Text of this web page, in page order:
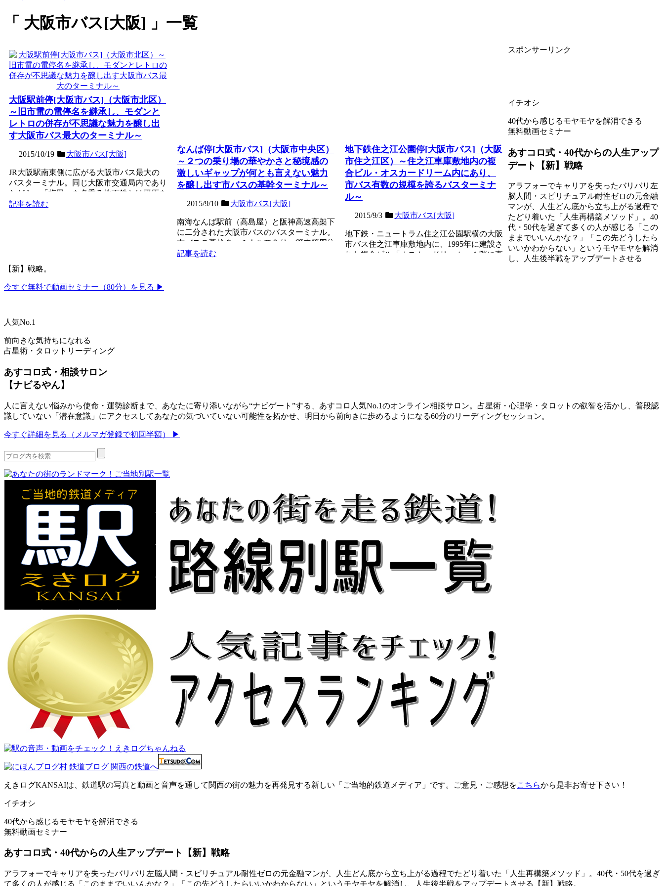
大阪市バス[大阪] 一覧
大阪駅前停[大阪市バス]（大阪市北区）
～旧市電の電停名を継承し、モダンと
レトロの併存が不思議な魅力を醸し出
す大阪市バス最大のターミナル～
2015/10/19 大阪市バス[大阪]
JR大阪駅南東側に広がる大阪市バス最大の
バスターミナル。同じ大阪市交通局内であり
ながら、「梅田」を名乗る地下鉄とは平仄を
合わせず、旧大阪市電...
記事を読む
なんば停[大阪市バス]（大阪市中央区）
～２つの乗り場の華やかさと秘境感の
激しいギャップが何とも言えない魅力
を醸し出す市バスの基幹ターミナル～
2015/9/10 大阪市バス[大阪]
南海なんば駅前（高島屋）と阪神高速高架下
に二分された大阪市バスのバスターミナル。
市バスの基幹ターミナルであり、管内第四位
（平日）の乗車人数（...
記事を読む
地下鉄住之江公園停[大阪市バス]（大阪
市住之江区）～住之江車庫敷地内の複
合ビル・オスカードリーム内にあり、
市バス有数の規模を誇るバスターミナ
ル～
2015/9/3 大阪市バス[大阪]
地下鉄・ニュートラム住之江公園駅横の大阪
市バス住之江車庫敷地内に、1995年に建設さ
れた複合ビル「オスカードリーム」１階に直
スポンサーリンク
イチオシ
40代から感じるモヤモヤを解消できる
無料動画セミナー
あすコロ式・40代からの人生アップ
デート【新】戦略
アラフォーでキャリアを失ったバリバリ左
脳人間・スピリチュアル耐性ゼロの元金融
マンが、人生どん底から立ち上がる過程で
たどり着いた「人生再構築メソッド」。40
代・50代を過ぎて多くの人が感じる「この
ままでいいんかな？」「この先どうしたら
いいかわからない」というモヤモヤを解消
し、人生後半戦をアップデートさせる
【新】戦略。
今すぐ無料で動画セミナー（80分）を見る ▶
人気No.1
前向きな気持ちになれる
占星術・タロットリーディング
あすコロ式・相談サロン
【ナビるやん】
人に言えない悩みから使命・運勢診断まで、あなたに寄り添いながら“ナビゲート”する、あすコロ人気No.1のオンライン相談サロン。占星術・心理学・タロットの叡智を活かし、普段認
識していない「潜在意識」にアクセスしてあなたの気づいていない可能性を拓かせ、明日から前向きに歩めるようになる60分のリーディングセッション。
今すぐ詳細を見る（メルマガ登録で初回半額） ▶
えきログKANSAIは、鉄道駅の写真と動画と音声を通して関西の街の魅力を再発見する新しい「ご当地的鉄道メディア」です。ご意見・ご感想をこちらから是非お寄せ下さい！
イチオシ
40代から感じるモヤモヤを解消できる
無料動画セミナー
あすコロ式・40代からの人生アップデート【新】戦略
アラフォーでキャリアを失ったバリバリ左脳人間・スピリチュアル耐性ゼロの元金融マンが、人生どん底から立ち上がる過程でたどり着いた「人生再構築メソッド」。40代・50代を過ぎ
て多くの人が感じる「このままでいいんかな？」「この先どうしたらいいかわからない」というモヤモヤを解消し、人生後半戦をアップデートさせる【新】戦略。